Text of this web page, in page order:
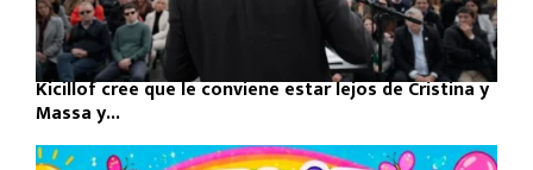
Kicillof cree que le conviene estar lejos de Cristina y
Massa y...